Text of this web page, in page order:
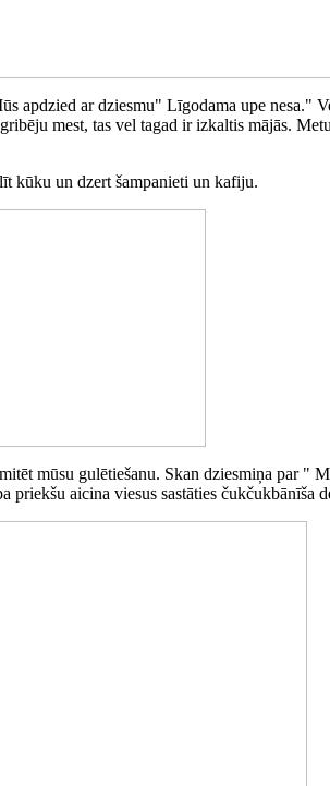
apdzied ar dziesmu" Līgodama upe nesa."
mest, tas vel tagad ir izkaltis mājās.
kūku un dzert šampanieti un kafiju.
mūsu gulētiešanu. Skan dziesmiņa par "
priekšu aicina viesus sastāties čukčukbānīša